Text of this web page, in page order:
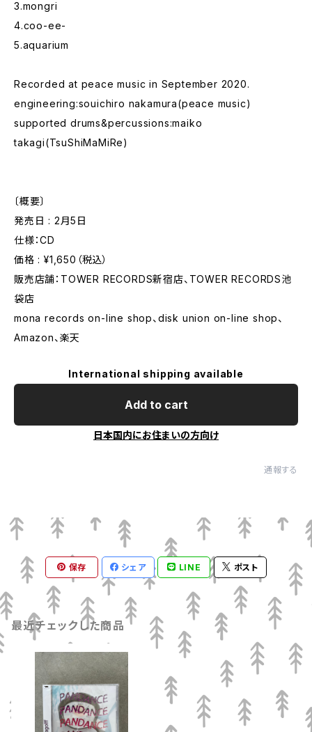
3.mongri
4.coo-ee-
5.aquarium
Recorded at peace music in September 2020.
engineering:souichiro nakamura(peace music)
supported drums&percussions:maiko
takagi(TsuShiMaMiRe)
〔概要〕
発売日 : 2月5日
仕様：CD
価格 : ¥1,650（税込）
販売店舗：TOWER RECORDS新宿店、TOWER RECORDS池
袋店
mona records on-line shop、disk union on-line shop、
Amazon、楽天
International shipping available
Add to cart
日本国内にお住まいの方向け
通報する
保存 シェア LINE ポスト
最近チェックした商品